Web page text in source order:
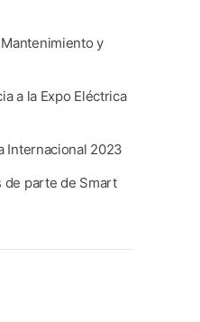
y
a la Expo Eléctrica
Internacional 2023
de parte de Smart